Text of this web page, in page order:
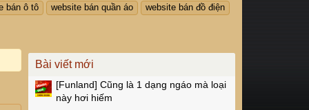
bán ô tô website bán quần áo website bán đồ điện
Bài viết mới
[Funland] Cũng là 1 dạng ngáo mà loại
này hơi hiếm